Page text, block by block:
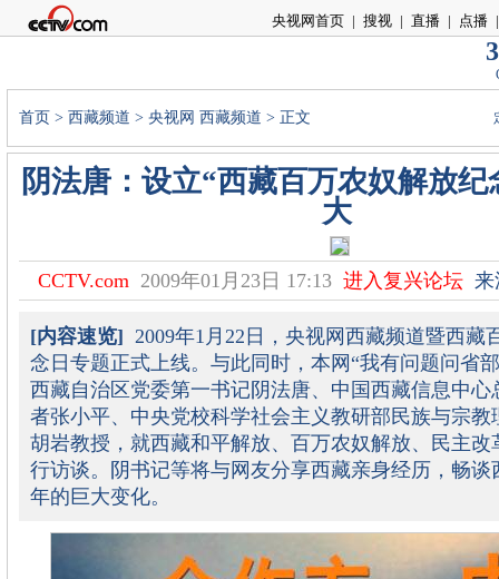
央视网首页 | 搜视 | 直播 | 点播 |
首页 > 西藏频道 > 央视网 西藏频道 > 正文
阴法唐：设立“西藏百万农奴解放纪
大
CCTV.com 2009年01月23日 17:13 进入复兴论坛来
[内容速览] 2009年1月22日，央视网西藏频道暨西藏
念日专题正式上线。与此同时，本网“我有问题问省
西藏自治区党委第一书记阴法唐、中国西藏信息中心
者张小平、中央党校科学社会主义教研部民族与宗教
胡岩教授，就西藏和平解放、百万农奴解放、民主改
行访谈。阴书记等将与网友分享西藏亲身经历，畅谈
年的巨大变化。